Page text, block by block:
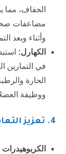
الجفاف، مما
مضاعفات
وأثناء وبعد
الكهارل:
في التمارين
الحارة
ووظيفة
4. تعزيز التعافي بعد التمرين: